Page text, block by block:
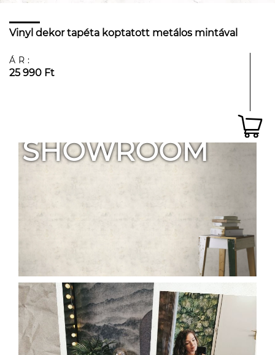
Vinyl dekor tapéta koptatott metálos mintával
ÁR:
25 990 Ft
SHOWROOM